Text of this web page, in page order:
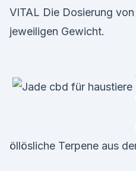
VITAL Die Dosierung
jeweiligen Gewicht.
öllösliche Terpene aus